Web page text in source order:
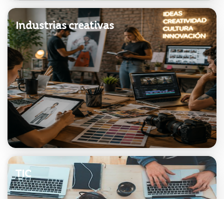
Acceder
Industrias creativas
TIC